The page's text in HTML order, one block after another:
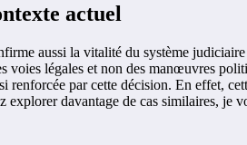
actuel
aussi la vitalité du système
légales et non des manœuvres
par cette décision. En effet,
explorer davantage de cas similaires, je